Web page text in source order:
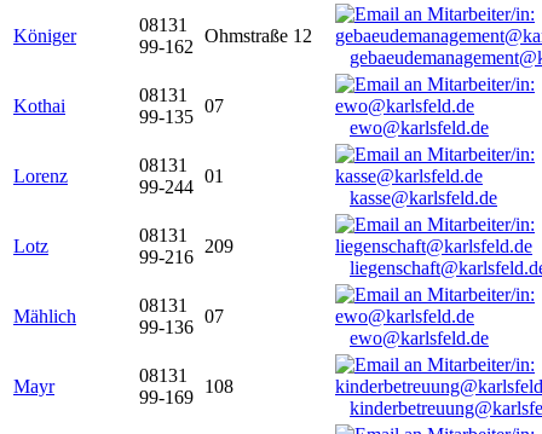
Königer
08131
99-162
Ohmstraße 12
Kothai
08131
99-135
07
ewo@karlsfeld.de
Lorenz
08131
99-244
01
kasse@karlsfeld.de
Lotz
08131
99-216
209
Mählich
08131
99-136
07
ewo@karlsfeld.de
Mayr
08131
99-169
108